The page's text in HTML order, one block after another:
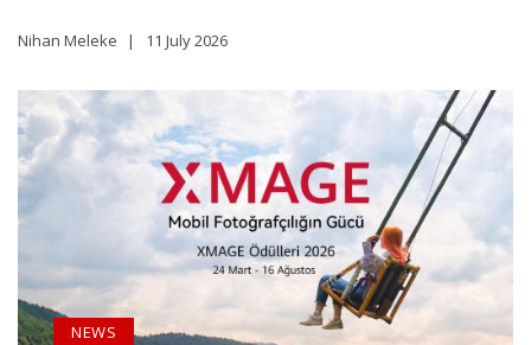
Nihan Meleke 11 July 2026
NEWS